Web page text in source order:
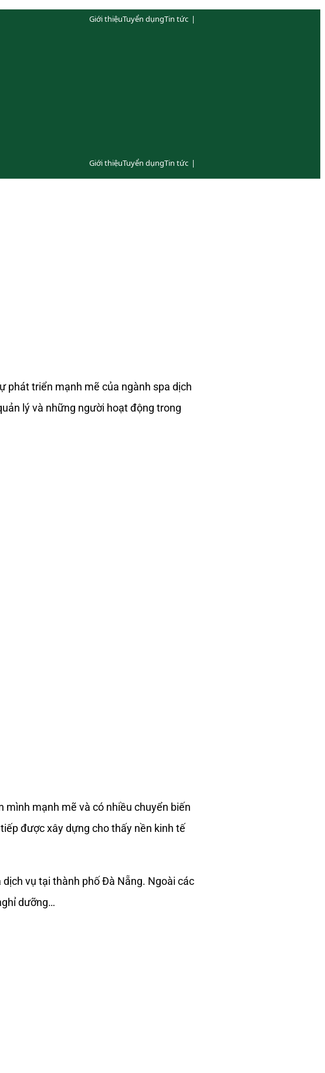
Giới thiệuTuyển dụngTin tức |
Giới thiệuTuyển dụngTin tức |
phát triển mạnh mẽ của ngành spa dịch
lý và những người hoạt động trong
mạnh mẽ và có nhiều chuyển biến
được xây dựng cho thấy nền kinh tế
vụ tại thành phố Đà Nẵng. Ngoài các
dưỡng…